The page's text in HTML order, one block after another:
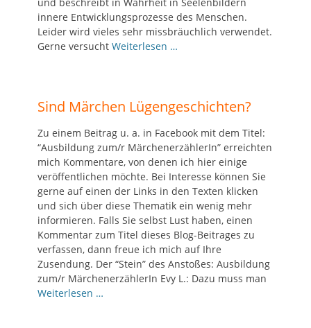
innere Entwicklungsprozesse des Menschen.
Leider wird vieles sehr missbräuchlich verwendet.
Gerne versucht Weiterlesen …
Sind Märchen Lügengeschichten?
Zu einem Beitrag u. a. in Facebook mit dem Titel:
“Ausbildung zum/r MärchenerzählerIn” erreichten
mich Kommentare, von denen ich hier einige
veröffentlichen möchte. Bei Interesse können Sie
gerne auf einen der Links in den Texten klicken
und sich über diese Thematik ein wenig mehr
informieren. Falls Sie selbst Lust haben, einen
Kommentar zum Titel dieses Blog-Beitrages zu
verfassen, dann freue ich mich auf Ihre
Zusendung. Der “Stein” des Anstoßes: Ausbildung
zum/r MärchenerzählerIn Evy L.: Dazu muss man
Weiterlesen …